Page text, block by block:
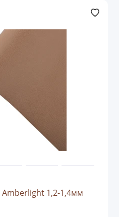
1,2-1,4мм